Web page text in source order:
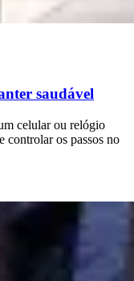
saudável
celular ou relógio
controlar os passos no